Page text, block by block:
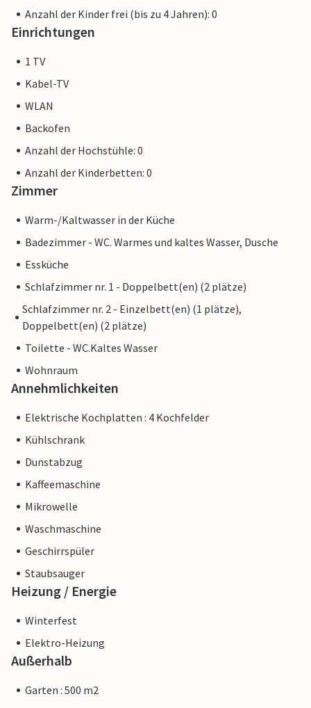
Anzahl der Kinder frei (bis zu 4 Jahren): 0
Einrichtungen
1 TV
Kabel-TV
WLAN
Backofen
Anzahl der Hochstühle: 0
Anzahl der Kinderbetten: 0
Zimmer
Warm-/Kaltwasser in der Küche
Badezimmer - WC. Warmes und kaltes Wasser, Dusche
Essküche
Schlafzimmer nr. 1 - Doppelbett(en) (2 plätze)
Schlafzimmer nr. 2 - Einzelbett(en) (1 plätze),
Doppelbett(en) (2 plätze)
Toilette - WC.Kaltes Wasser
Wohnraum
Annehmlichkeiten
Elektrische Kochplatten : 4 Kochfelder
Kühlschrank
Dunstabzug
Kaffeemaschine
Mikrowelle
Waschmaschine
Geschirrspüler
Staubsauger
Heizung / Energie
Winterfest
Elektro-Heizung
Außerhalb
Garten : 500 m2